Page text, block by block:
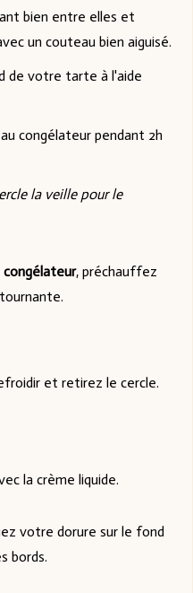
bien entre elles et
un couteau bien aiguisé.
de votre tarte à l'aide
congélateur pendant 2h
la veille pour le
congélateur, préchauffez
et retirez le cercle.
la crème liquide.
votre dorure sur le fond
bords.